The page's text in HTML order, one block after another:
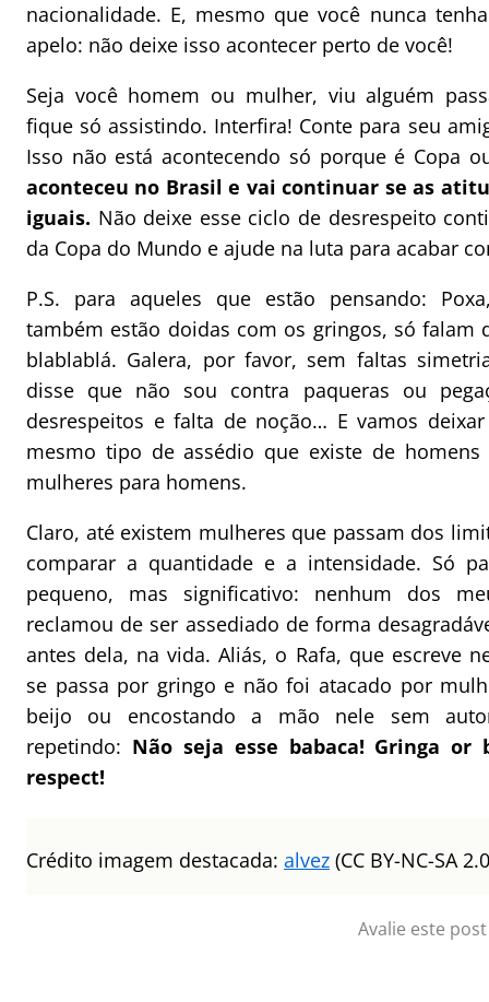
nacionalidade. E, mesmo que você nunca
apelo: não deixe isso acontecer perto de você!
Seja você homem ou mulher, viu alguém
fique só assistindo. Interfira! Conte para seu
Isso não está acontecendo só porque é Copa
aconteceu no Brasil e vai continuar se as
iguais. Não deixe esse ciclo de desrespeito
da Copa do Mundo e ajude na luta para acabar
P.S. para aqueles que estão pensando:
também estão doidas com os gringos, só falam
blablablá. Galera, por favor, sem faltas
disse que não sou contra paqueras ou
desrespeitos e falta de noção… E vamos
mesmo tipo de assédio que existe de
mulheres para homens.
Claro, até existem mulheres que passam dos
comparar a quantidade e a intensidade. Só
pequeno, mas significativo: nenhum dos
reclamou de ser assediado de forma
antes dela, na vida. Aliás, o Rafa, que escreve
se passa por gringo e não foi atacado por
beijo ou encostando a mão nele sem
repetindo: Não seja esse babaca! Gringa or
respect!
Crédito imagem destacada: alvez (CC BY-NC-SA
Avalie este post